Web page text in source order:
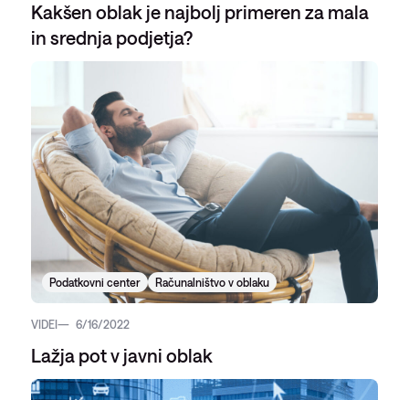
Kakšen oblak je najbolj primeren za mala
in srednja podjetja?
Podatkovni center Računalništvo v oblaku
VIDEI 6/16/2022
Lažja pot v javni oblak